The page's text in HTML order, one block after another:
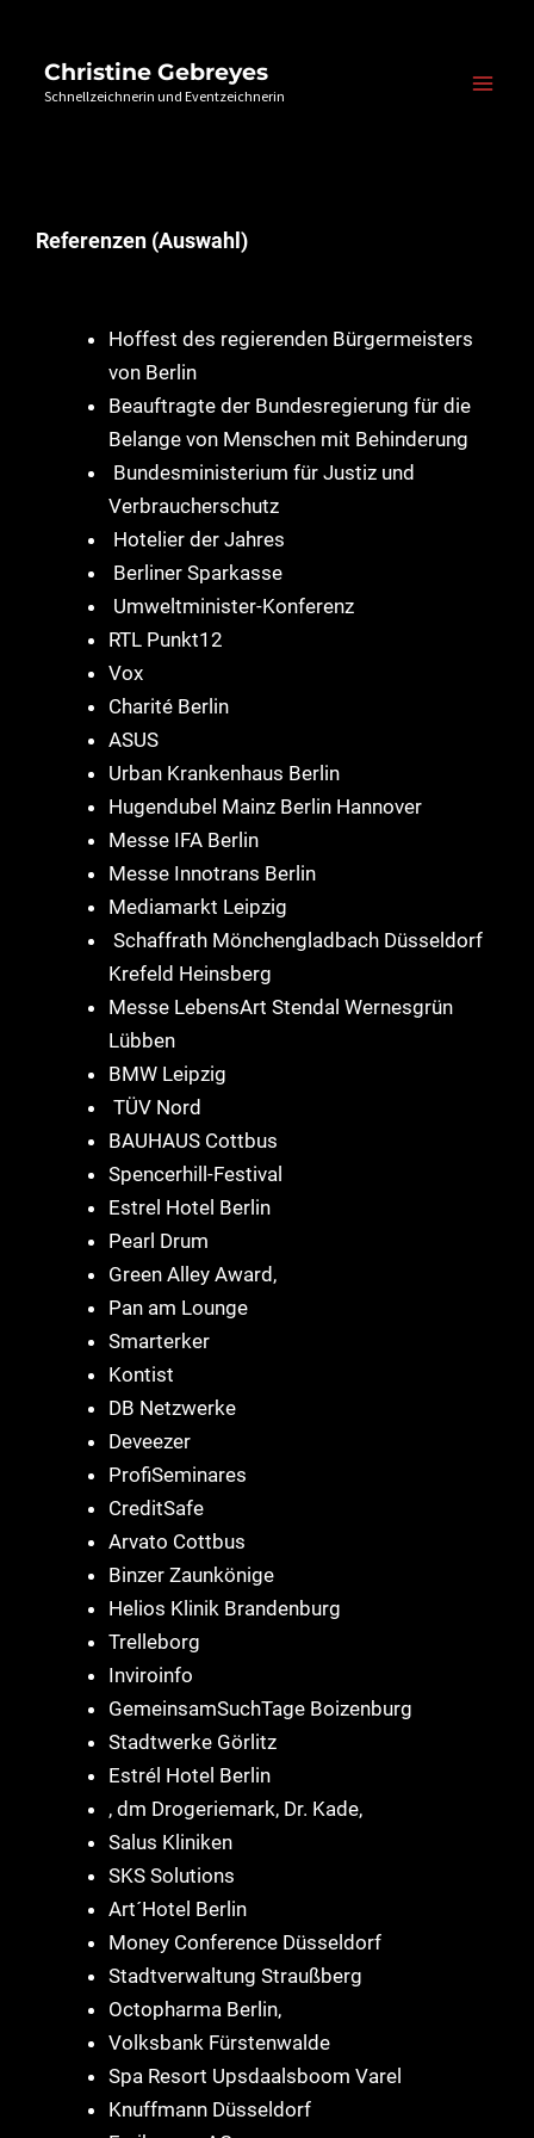
Christine Gebreyes
Schnellzeichnerin und Eventzeichnerin
Referenzen (Auswahl)
Hoffest des regierenden Bürgermeisters
von Berlin
Beauftragte der Bundesregierung für die
Belange von Menschen mit Behinderung
Bundesministerium für Justiz und
Verbraucherschutz
Hotelier der Jahres
Berliner Sparkasse
Umweltminister-Konferenz
RTL Punkt12
Vox
Charité Berlin
ASUS
Urban Krankenhaus Berlin
Hugendubel Mainz Berlin Hannover
Messe IFA Berlin
Messe Innotrans Berlin
Mediamarkt Leipzig
Schaffrath Mönchengladbach Düsseldorf
Krefeld Heinsberg
Messe LebensArt Stendal Wernesgrün
Lübben
BMW Leipzig
TÜV Nord
BAUHAUS Cottbus
Spencerhill-Festival
Estrel Hotel Berlin
Pearl Drum
Green Alley Award,
Pan am Lounge
Smarterker
Kontist
DB Netzwerke
Deveezer
ProfiSeminares
CreditSafe
Arvato Cottbus
Binzer Zaunkönige
Helios Klinik Brandenburg
Trelleborg
Inviroinfo
GemeinsamSuchTage Boizenburg
Stadtwerke Görlitz
Estrél Hotel Berlin
, dm Drogeriemark, Dr. Kade,
Salus Kliniken
SKS Solutions
Art´Hotel Berlin
Money Conference Düsseldorf
Stadtverwaltung Straußberg
Octopharma Berlin,
Volksbank Fürstenwalde
Spa Resort Upsdaalsboom Varel
Knuffmann Düsseldorf